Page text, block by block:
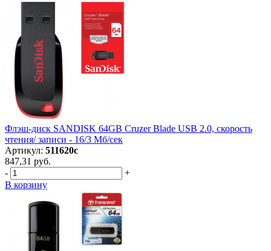
Флэш-диск SANDISK 64GB Cruzer Blade USB 2.0, скорость
чтения/ записи - 16/3 Мб/сек
Артикул: 511620с
847,31 руб.
-
+
В корзину